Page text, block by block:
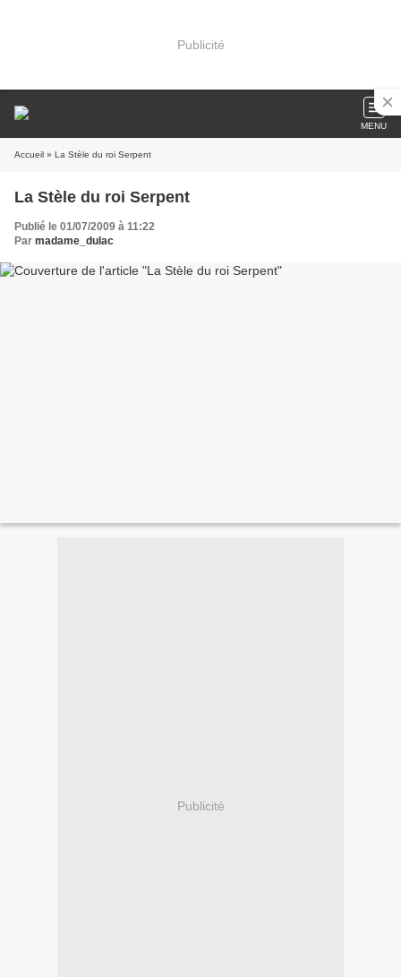
Publicité
MENU
Accueil » La Stèle du roi Serpent
La Stèle du roi Serpent
Publié le 01/07/2009 à 11:22
Par madame_dulac
Publicité